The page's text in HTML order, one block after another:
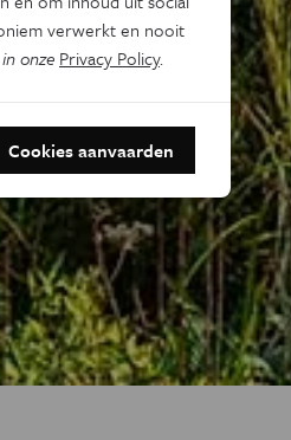
verwerkt en nooit
onze Privacy Policy.
Cookies aanvaarden